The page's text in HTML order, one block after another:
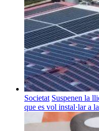
Societat Suspenen la
que es vol instal·lar a